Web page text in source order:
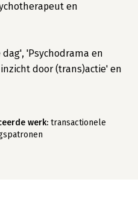
en
'Psychodrama en
door (trans)actie' en
werk: transactionele